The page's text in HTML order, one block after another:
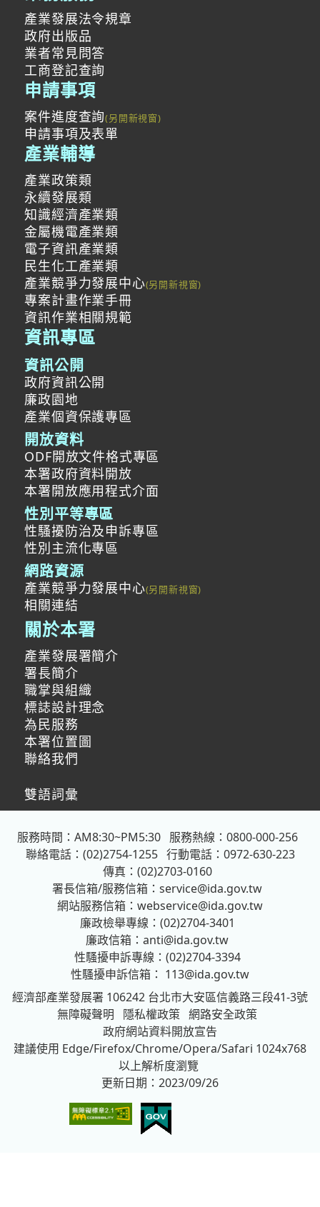
產業發展法令規章
政府出版品
業者常見問答
工商登記查詢
申請事項
案件進度查詢
申請事項及表單
產業輔導
產業政策類
永續發展類
知識經濟產業類
金屬機電產業類
電子資訊產業類
民生化工產業類
產業競爭力發展中心
專案計畫作業手冊
資訊作業相關規範
資訊專區
資訊公開
政府資訊公開
廉政園地
產業個資保護專區
開放資料
ODF開放文件格式專區
本署政府資料開放
本署開放應用程式介面
性別平等專區
性騷擾防治及申訴專區
性別主流化專區
網路資源
產業競爭力發展中心
相關連結
關於本署
產業發展署簡介
署長簡介
職掌與組織
標誌設計理念
為民服務
本署位置圖
聯絡我們
雙語詞彙
服務時間：AM8:30~PM5:30
服務熱線：0800-000-256
聯絡電話：(02)2754-1255 行動電話：0972-630-223
傳真：(02)2703-0160
署長信箱/服務信箱： service@ida.gov.tw
網站服務信箱： webservice@ida.gov.tw
廉政檢舉專線：(02)2704-3401
廉政信箱： anti@ida.gov.tw
性騷擾申訴專線：(02)2704-3394
性騷擾申訴信箱： 113@ida.gov.tw
經濟部產業發展署 106242 台北市大安區信義路三段41-3號
無障礙聲明
隱私權政策 網路安全政策
政府網站資料開放宣告
建議使用 Edge/Firefox/Chrome/Opera/Safari 1024x768
以上解析度瀏覽
更新日期：2023/09/26